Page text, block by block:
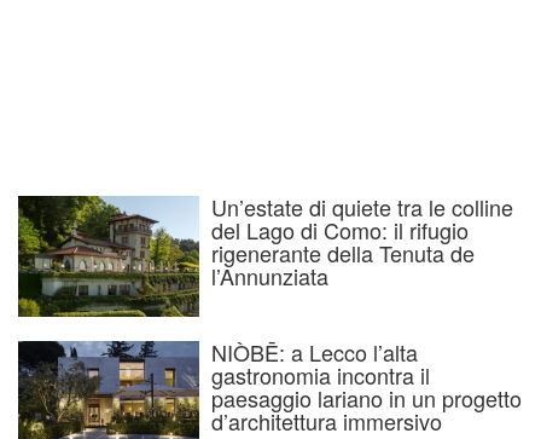
Un’estate di quiete tra le colline
del Lago di Como: il rifugio
rigenerante della Tenuta de
l’Annunziata
NIÒBĒ: a Lecco l’alta
gastronomia incontra il
paesaggio lariano in un progetto
d’architettura immersivo